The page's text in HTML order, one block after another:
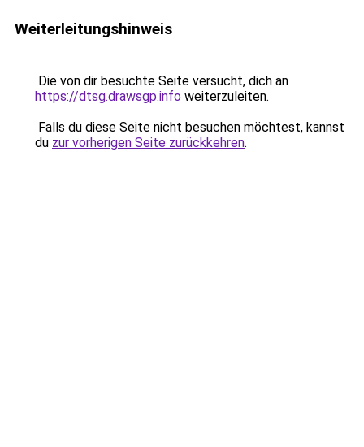
Weiterleitungshinweis
Die von dir besuchte Seite versucht, dich an
https://dtsg.drawsgp.info weiterzuleiten.
Falls du diese Seite nicht besuchen möchtest, kannst
du zur vorherigen Seite zurückkehren.